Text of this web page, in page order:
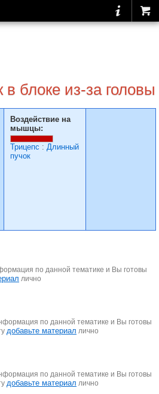
в блоке из-за головы
Воздействие на
мышцы:
Трицепс : Длинный
пучок
по данной тематике и Вы готовы
лично
по данной тематике и Вы готовы
добавьте материал лично
по данной тематике и Вы готовы
добавьте материал лично